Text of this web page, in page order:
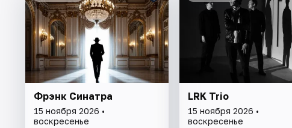
Фрэнк Синатра
15 ноября 2026 •
воскресенье
LRK Trio
15 ноября 2026 •
воскресенье